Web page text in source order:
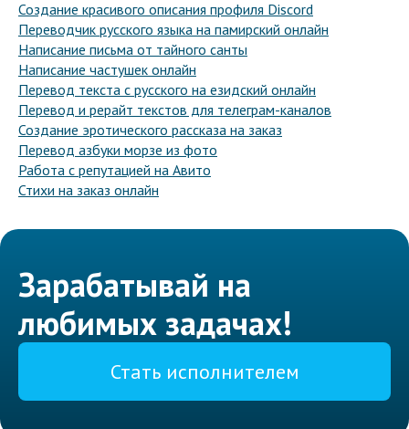
Создание красивого описания профиля Discord
Переводчик русского языка на памирский онлайн
Написание письма от тайного санты
Написание частушек онлайн
Перевод текста с русского на езидский онлайн
Перевод и рерайт текстов для телеграм-каналов
Создание эротического рассказа на заказ
Перевод азбуки морзе из фото
Работа с репутацией на Авито
Стихи на заказ онлайн
Зарабатывай на
любимых задачах!
Стать исполнителем